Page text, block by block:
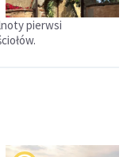
pierwsi